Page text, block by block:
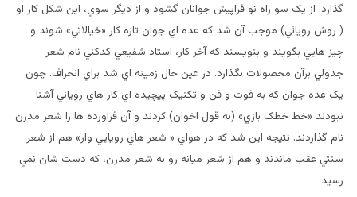
گذارد. از يک سو راه نو فراپيش جوانان گشود و از ديگر سوي، اين شکل کار او
( روش رويائي) موجب آن شد که عده اي جوان تازه کار «خيالاتي» شوند و
چيز هايي بگويند و بنويسند که آخر کار، استاد شفيعي کدکني نام شعر
جدولي برآن محصولات بگذارد. در عين حال زمينه اي شد براي انحراف. چون
يک عده جوان که به فوت و فن و تکنيک پيچيده اي کار هاي رويائي آشنا
نبودند «خط خطک بازي» (به قول اخوان) کردند و آن فراورده ها را شعر مدرن
نام گذاردند. نتيجه اين شد که در هواي « شعر هاي رويايي وار» هم از شعر
سنتي عقب ماندند و هم از شعر ميانه رو به شعر مدرن، که دست شان نمي
رسيد.